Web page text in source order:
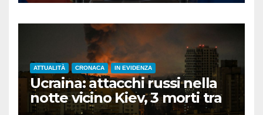
ATTUALITÀ CRONACA IN EVIDENZA
Ucraina: attacchi russi nella
notte vicino Kiev, 3 morti tra